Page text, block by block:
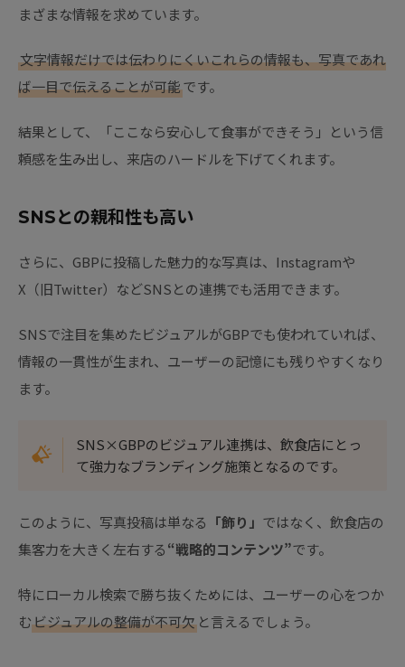
まざまな情報を求めています。
文字情報だけでは伝わりにくいこれらの情報も、写真であれ
ば一目で伝えることが可能です。
結果として、「ここなら安心して食事ができそう」という信
頼感を生み出し、来店のハードルを下げてくれます。
SNSとの親和性も高い
さらに、GBPに投稿した魅力的な写真は、Instagramや
X（旧Twitter）などSNSとの連携でも活用できます。
SNSで注目を集めたビジュアルがGBPでも使われていれば、
情報の一貫性が生まれ、ユーザーの記憶にも残りやすくなり
ます。
SNS×GBPのビジュアル連携は、飲食店にとっ
て強力なブランディング施策となるのです。
このように、写真投稿は単なる 「飾り」 ではなく、飲食店の
集客力を大きく左右する“戦略的コンテンツ”です。
特にローカル検索で勝ち抜くためには、ユーザーの心をつか
むビジュアルの整備が不可欠 と言えるでしょう。